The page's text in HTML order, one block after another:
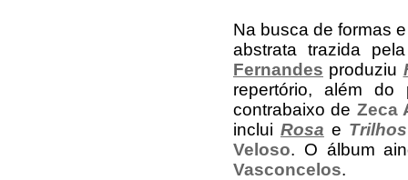
Na busca de formas
abstrata trazida
Fernandes produziu
repertório, além
contrabaixo de Zeca
inclui Rosa e
Veloso. O álbum
Vasconcelos.